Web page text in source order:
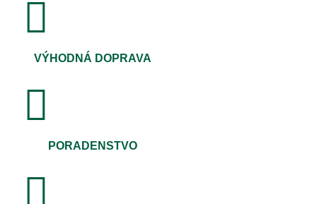
VÝHODNÁ DOPRAVA
PORADENSTVO